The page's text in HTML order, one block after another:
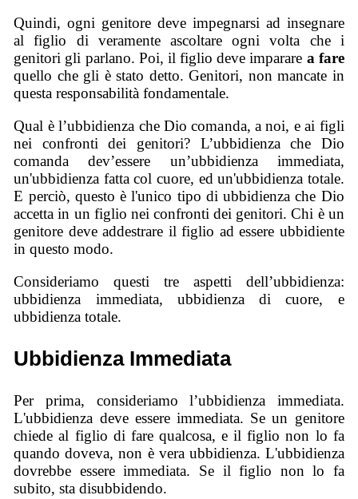
Quindi, ogni genitore deve impegnarsi ad insegnare
al figlio di veramente ascoltare ogni volta che i
genitori gli parlano. Poi, il figlio deve imparare a fare
quello che gli è stato detto. Genitori, non mancate in
questa responsabilità fondamentale.
Qual è l’ubbidienza che Dio comanda, a noi, e ai figli
nei confronti dei genitori? L’ubbidienza che Dio
comanda dev’essere un’ubbidienza immediata,
un'ubbidienza fatta col cuore, ed un'ubbidienza totale.
E perciò, questo è l'unico tipo di ubbidienza che Dio
accetta in un figlio nei confronti dei genitori. Chi è un
genitore deve addestrare il figlio ad essere ubbidiente
in questo modo.
Consideriamo questi tre aspetti dell’ubbidienza:
ubbidienza immediata, ubbidienza di cuore, e
ubbidienza totale.
Ubbidienza Immediata
Per prima, consideriamo l’ubbidienza immediata.
L'ubbidienza deve essere immediata. Se un genitore
chiede al figlio di fare qualcosa, e il figlio non lo fa
quando doveva, non è vera ubbidienza. L'ubbidienza
dovrebbe essere immediata. Se il figlio non lo fa
subito, sta disubbidendo.